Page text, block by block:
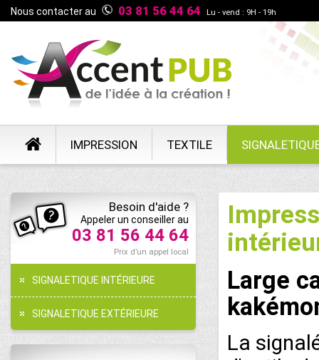
Nous contacter au 03 81 56 44 64 Lu - vend : 9H - 19h
IMPRESSION TEXTILE
Besoin d'aide ?
Appeler un conseiller au
03 81 56 44 64
Prix d’un appel local
SIGNALETIQUE INTÉRIEURE
SIGNALETIQUE EXTÉRIEURE
Large
La